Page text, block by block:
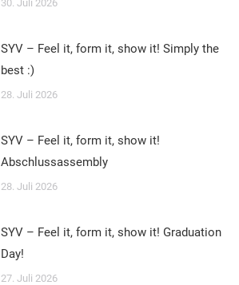
30. Juli 2026
SYV – Feel it, form it, show it! Simply the
best :)
28. Juli 2026
SYV – Feel it, form it, show it!
Abschlussassembly
28. Juli 2026
SYV – Feel it, form it, show it! Graduation
Day!
27. Juli 2026